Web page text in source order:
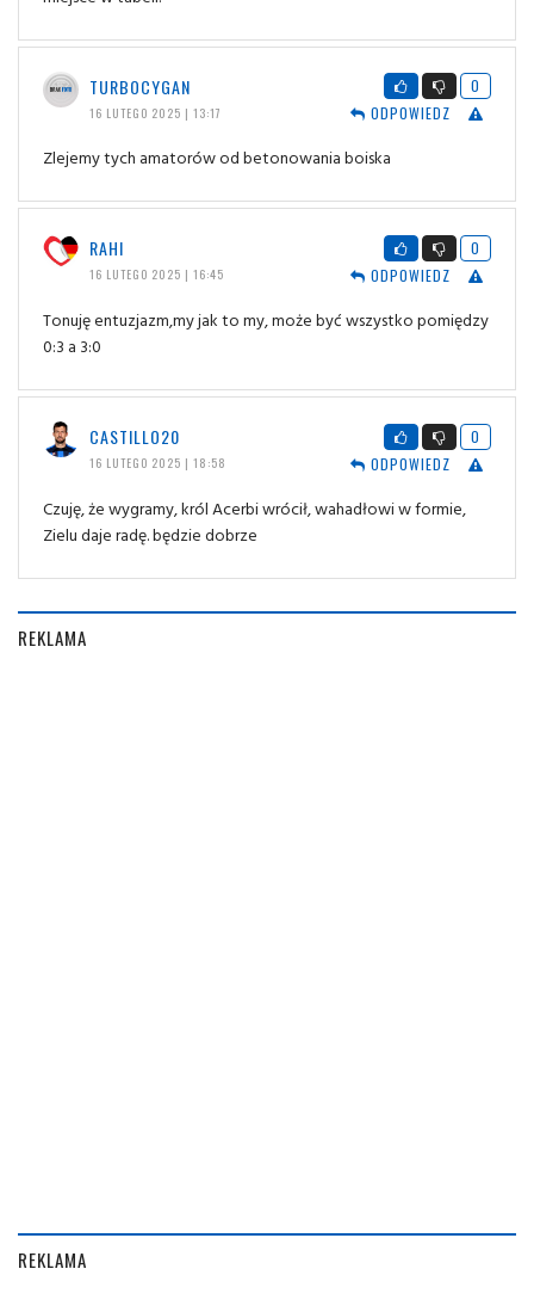
TURBOCYGAN
16 LUTEGO 2025 | 13:17
0
ODPOWIEDZ
Zlejemy tych amatorów od betonowania boiska
RAHI
16 LUTEGO 2025 | 16:45
0
ODPOWIEDZ
Tonuję entuzjazm,my jak to my, może być wszystko pomiędzy
0:3 a 3:0
CASTILLO20
16 LUTEGO 2025 | 18:58
0
ODPOWIEDZ
Czuję, że wygramy, król Acerbi wrócił, wahadłowi w formie,
Zielu daje radę. będzie dobrze
REKLAMA
REKLAMA